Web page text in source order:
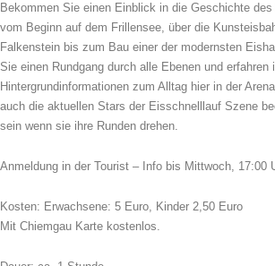
Bekommen Sie einen Einblick in die Geschichte
vom Beginn auf dem Frillensee, über die
Falkenstein bis zum Bau einer der modernsten
Sie einen Rundgang durch alle Ebenen und erfahren
Hintergrundinformationen zum Alltag hier in der
auch die aktuellen Stars der Eisschnelllauf Szene
sein wenn sie ihre Runden drehen.
Anmeldung in der Tourist – Info bis Mittwoch, 17:00
Kosten: Erwachsene: 5 Euro, Kinder 2,50 Euro
Mit Chiemgau Karte kostenlos.